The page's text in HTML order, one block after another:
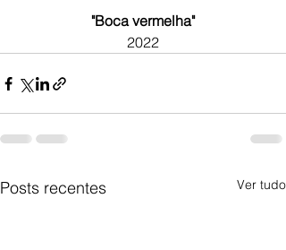
"Boca vermelha"
2022
Posts recentes Ver tudo